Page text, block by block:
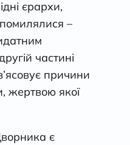
єрархи,
–
частині
причини
жертвою якої
є